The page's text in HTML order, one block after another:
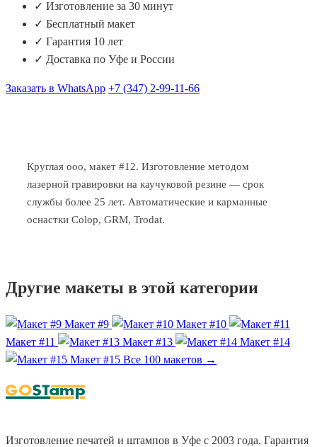
✓ Изготовление за 30 минут
✓ Бесплатный макет
✓ Гарантия 10 лет
✓ Доставка по Уфе и России
Заказать в WhatsApp +7 (347) 2-99-11-66
Круглая ооо, макет #12. Изготовление методом
лазерной гравировки на каучуковой резине — срок
службы более 25 лет. Автоматические и карманные
оснастки Colop, GRM, Trodat.
Другие макеты в этой категории
Макет #9
Макет #10
Макет #11
Макет #13
Макет #14
Макет #15 Все 100 макетов →
Изготовление печатей и штампов в Уфе с 2003 года. Гарантия